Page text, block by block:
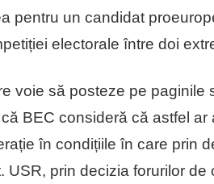
pentru un candidat
electorale între doi
voie să posteze pe paginile
BEC consideră că astfel ar
în condițiile în care prin
USR, prin decizia forurilor de